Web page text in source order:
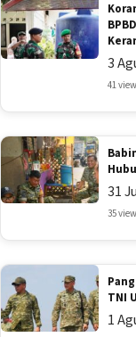
3
41
31
35
TNI
1